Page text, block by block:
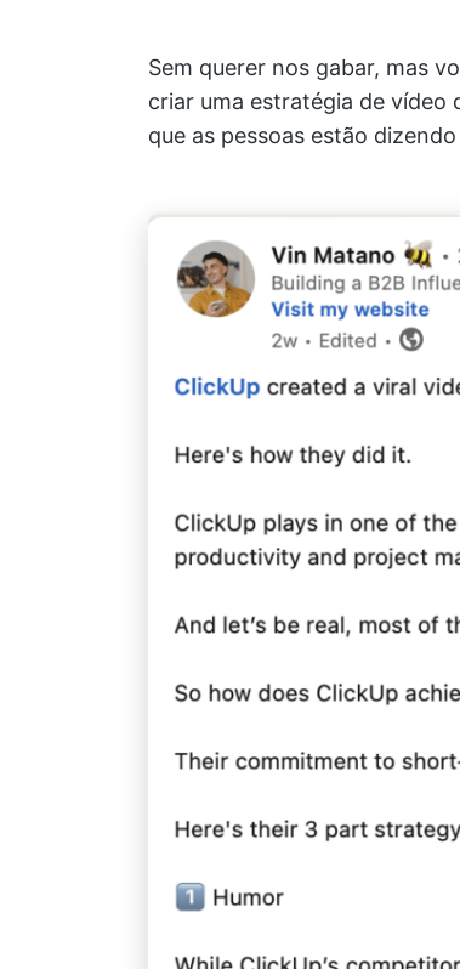
Sem querer nos gabar, mas
criar uma estratégia de vídeo
que as pessoas estão